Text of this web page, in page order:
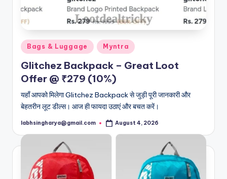
Posted
in
Bags & Luggage Myntra
Glitchez Backpack – Great Loot
Offer @ ₹279 (10%)
यहाँ आपको मिलेगा Glitchez Backpack से जुड़ी पूरी जानकारी और
बेहतरीन लूट डील्स। आज ही फायदा उठाएं और बचत करें।
Posted
labhsingharya@gmail.com August 4, 2026